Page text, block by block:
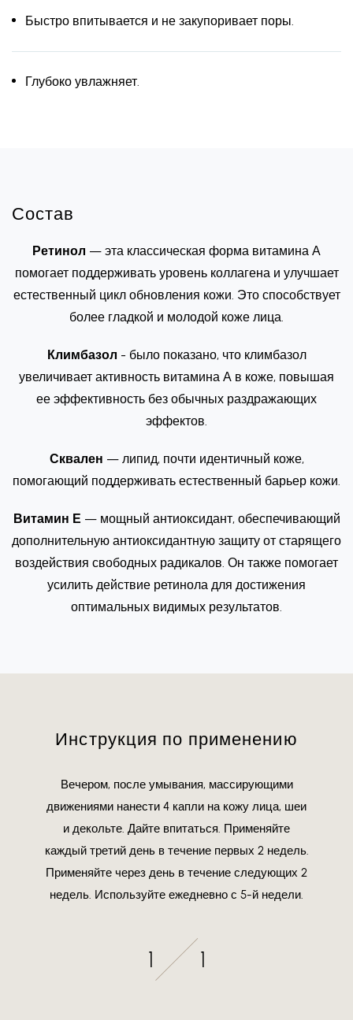
Быстро впитывается и не закупоривает поры.
Глубоко увлажняет.
Состав
Ретинол — эта классическая форма витамина А
помогает поддерживать уровень коллагена и улучшает
естественный цикл обновления кожи. Это способствует
более гладкой и молодой коже лица.
Климбазол - было показано, что климбазол
увеличивает активность витамина А в коже, повышая
ее эффективность без обычных раздражающих
эффектов.
Сквален — липид, почти идентичный коже,
помогающий поддерживать естественный барьер кожи.
Витамин Е — мощный антиоксидант, обеспечивающий
дополнительную антиоксидантную защиту от старящего
воздействия свободных радикалов. Он также помогает
усилить действие ретинола для достижения
оптимальных видимых результатов.
Инструкция по применению
Вечером, после умывания, массирующими
движениями нанести 4 капли на кожу лица, шеи
и декольте. Дайте впитаться. Применяйте
каждый третий день в течение первых 2 недель.
Применяйте через день в течение следующих 2
недель. Используйте ежедневно с 5-й недели.
1 1